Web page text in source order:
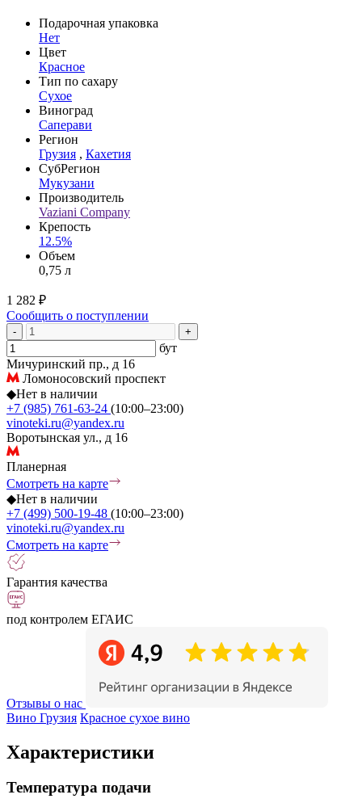
Подарочная упаковка
Нет
Цвет
Красное
Тип по сахару
Сухое
Виноград
Саперави
Регион
Грузия , Кахетия
СубРегион
Мукузани
Производитель
Vaziani Company
Крепость
12.5%
Объем
0,75 л
1 282 ₽
Сообщить о поступлении
- +
бут
Мичуринский пр., д 16
Ломоносовский проспект
◆Нет в наличии
+7 (985) 761-63-24 (10:00–23:00)
vinoteki.ru@yandex.ru
Воротынская ул., д 16
Планерная
Смотреть на карте
◆Нет в наличии
+7 (499) 500-19-48 (10:00–23:00)
vinoteki.ru@yandex.ru
Смотреть на карте
Гарантия качества
под контролем ЕГАИС
Отзывы о нас
Вино Грузия Красное сухое вино
Характеристики
Температура подачи